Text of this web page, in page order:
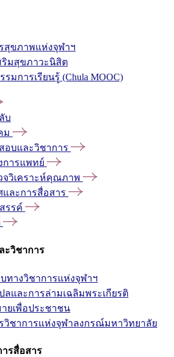
สุขภาพแห่งจุฬาฯ
ริมสุขภาวะนิสิต
มการเรียนรู้ (Chula MOOC)
บ
ม
อบและวิชาการ
การแพทย์
จวิเคราะห์คุณภาพ
และการสื่อสาร
รรค์
ะวิชาการ
ทางวิชาการแห่งจุฬาฯ
ลและการล่ามเฉลิมพระเกียรติ
ยเพื่อประชาชน
วิชาการแห่งจุฬาลงกรณ์มหาวิทยาลัย
ารสื่อสาร